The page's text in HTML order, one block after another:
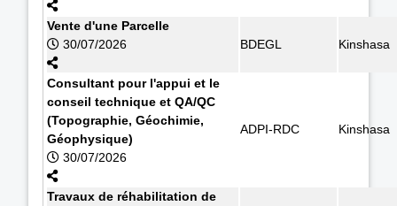
Vente d'une Parcelle
30/07/2026
BDEGL Kinshasa
Consultant pour l'appui et le
conseil technique et QA/QC
(Topographie, Géochimie,
Géophysique)
30/07/2026
ADPI-RDC Kinshasa
Travaux de réhabilitation de